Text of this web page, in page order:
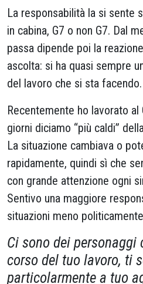
La responsabilità la si sente
in cabina, G7 o non G7. Dal
passa dipende poi la
ascolta: si ha quasi sempre
del lavoro che si sta facendo.
Recentemente ho lavorato
giorni diciamo “più caldi”
La situazione cambiava o
rapidamente, quindi sì che
con grande attenzione ogni
Sentivo una maggiore
situazioni meno
Ci sono dei personaggi
corso del tuo lavoro, ti
particolarmente a tuo